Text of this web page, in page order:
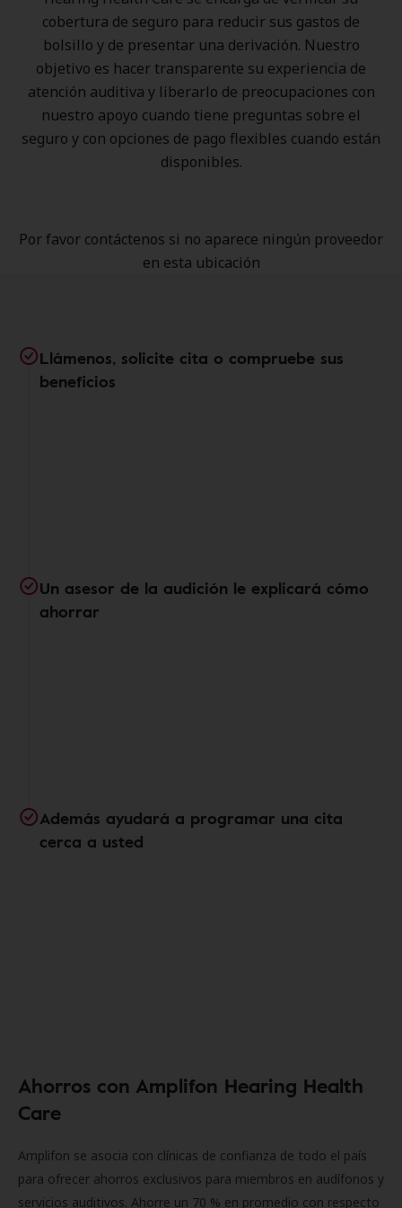
cobertura de seguro para reducir sus gastos de
bolsillo y de presentar una derivación. Nuestro
objetivo es hacer transparente su experiencia de
atención auditiva y liberarlo de preocupaciones con
nuestro apoyo cuando tiene preguntas sobre el
seguro y con opciones de pago flexibles cuando están
disponibles.
Por favor contáctenos si no aparece ningún proveedor
en esta ubicación
Llámenos, solicite cita o compruebe sus
beneficios
Un asesor de la audición le explicará cómo
ahorrar
Además ayudará a programar una cita
cerca a usted
Ahorros con Amplifon Hearing Health
Care
Amplifon se asocia con clínicas de confianza de todo el país
para ofrecer ahorros exclusivos para miembros en audífonos y
servicios auditivos. Ahorre un 70 % en promedio con respecto